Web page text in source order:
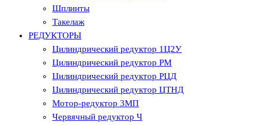
Шплинты
Такелаж
РЕДУКТОРЫ
Цилиндрический редуктор 1Ц2У
Цилиндрический редуктор РМ
Цилиндрический редуктор РЦД
Цилиндрический редуктор ЦТНД
Мотор-редуктор 3МП
Червячный редуктор Ч